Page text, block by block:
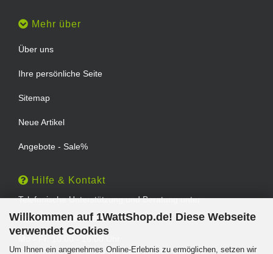
Willkommen auf 1WattShop.de! Diese Webseite
verwendet Cookies
Um Ihnen ein angenehmes Online-Erlebnis zu ermöglichen, setzen wir
Mehr über
Über uns
Ihre persönliche Seite
Sitemap
Neue Artikel
Angebote - Sale%
Hilfe & Kontakt
Telefonische Unterstützung und Beratung unter:
TEL: 0202 - 29994539
Geprüfter Online Shop mit Geld-zurück-Garantie.